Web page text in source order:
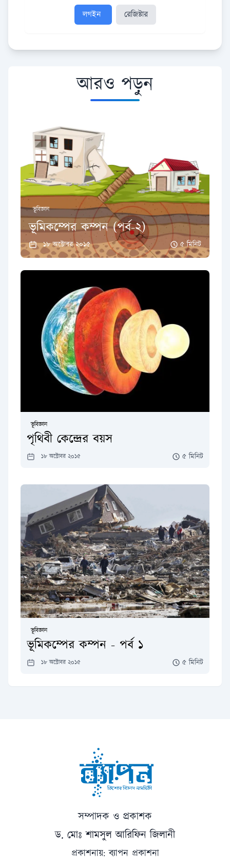
লগইন
রেজিষ্টার
আরও পড়ুন
ভূবিজ্ঞান
ভূমিকম্পের কম্পন (পর্ব-২)
১৮ অক্টোবর ২০১৫ ৫ মিনিট
ভূবিজ্ঞান
পৃথিবী কেন্দ্রের বয়স
১৮ অক্টোবর ২০১৫ ৫ মিনিট
ভূবিজ্ঞান
ভূমিকম্পের কম্পন - পর্ব ১
১৮ অক্টোবর ২০১৫ ৫ মিনিট
সম্পাদক ও প্রকাশক
ড. মোঃ শামসুল আরিফিন জিলানী
প্রকাশনায়: ব্যাপন প্রকাশনা